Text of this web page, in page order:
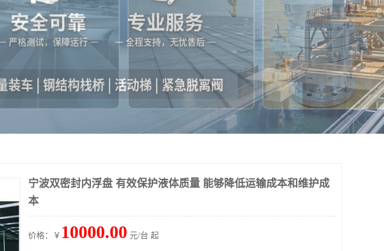
宁波双密封内浮盘 有效保护液体质量 能够降低运输成本和维护成
本
价格：￥ 10000.00 元/台 起